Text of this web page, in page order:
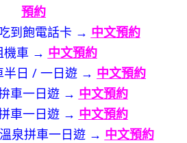
預約
到飽電話卡 → 中文預約
機車 → 中文預約
半日 / 一日遊 → 中文預約
車一日遊 → 中文預約
車一日遊 → 中文預約
泉拼車一日遊 → 中文預約